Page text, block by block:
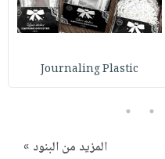
Journaling Plastic
4
5
المزيد من البنود »